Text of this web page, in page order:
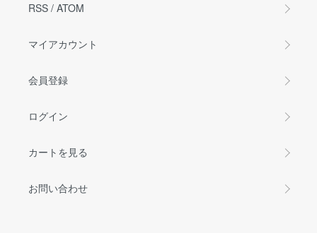
RSS / ATOM
マイアカウント
会員登録
ログイン
カートを見る
お問い合わせ